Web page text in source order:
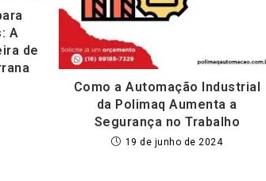
A
de
Como a Automação Industrial
da Polimaq Aumenta a
Segurança no Trabalho
19 de junho de 2024